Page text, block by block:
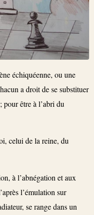
échiquéenne, ou une
a droit de se substituer
pour être à l’abri du
celui de la reine, du
à l’abnégation et aux
l’émulation sur
se range dans un